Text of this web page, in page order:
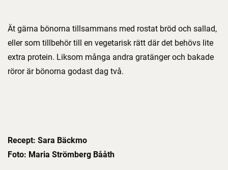
Ät gärna bönorna tillsammans med rostat bröd och sallad,
eller som tillbehör till en vegetarisk rätt där det behövs lite
extra protein. Liksom många andra gratänger och bakade
röror är bönorna godast dag två.
Recept: Sara Bäckmo
Foto: Maria Strömberg Bååth